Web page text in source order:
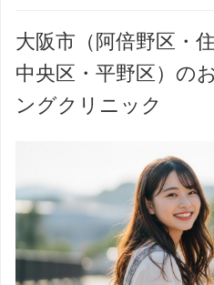
大阪市（阿倍野区・
中央区・平野区）の
ングクリニック